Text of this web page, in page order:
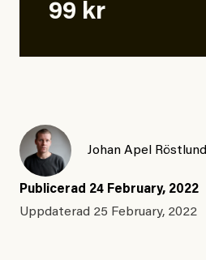
99 kr
Johan Apel Röstlund
Publicerad 24 February, 2022
Uppdaterad 25 February, 2022